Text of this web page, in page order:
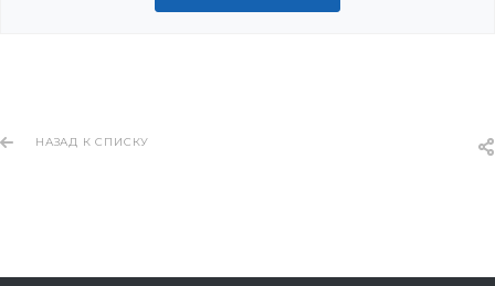
НАЗАД К СПИСКУ